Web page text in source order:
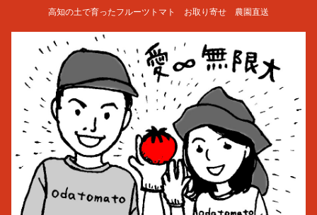
高知の土で育ったフルーツトマト お取り寄せ 農園直送